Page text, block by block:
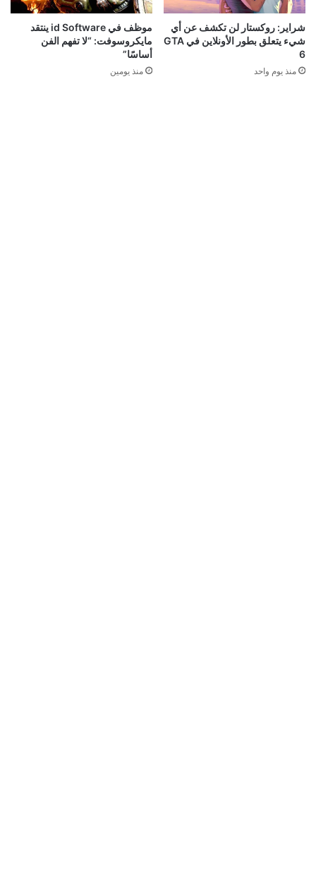
شراير: روكستار لن تكشف عن أي
شيء يتعلق بطور الأونلاين في GTA
6
منذ يوم واحد
موظف في id Software ينتقد
مايكروسوفت: “لا تفهم الفن
أساسًا”
منذ يومين